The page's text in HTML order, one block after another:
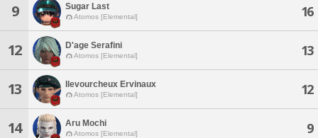
9 Sugar Last
Atomos [Elemental] 16
12 D'age Serafini
Atomos [Elemental] 13
13 Ilevourcheux Ervinaux
Atomos [Elemental] 12
14 Aru Mochi
Atomos [Elemental] 9